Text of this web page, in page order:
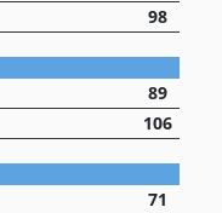
98
89
106
71